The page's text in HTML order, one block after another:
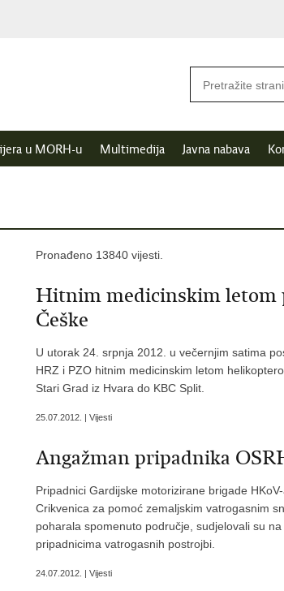
u MORH-u Multimedija Javna nabava
Pronađeno 13840 vijesti.
Hitnim medicinskim letom
Češke
U utorak 24. srpnja 2012. u večernjim satima
HRZ i PZO hitnim medicinskim letom
Stari Grad iz Hvara do KBC Split.
25.07.2012. | Vijesti
Angažman pripadnika
Pripadnici Gardijske motorizirane brigade
Crikvenica za pomoć zemaljskim vatrogasnim
poharala spomenuto područje, sudjelovali su
pripadnicima vatrogasnih postrojbi.
24.07.2012. | Vijesti